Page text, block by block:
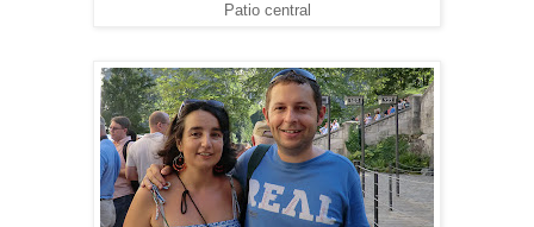
Patio central